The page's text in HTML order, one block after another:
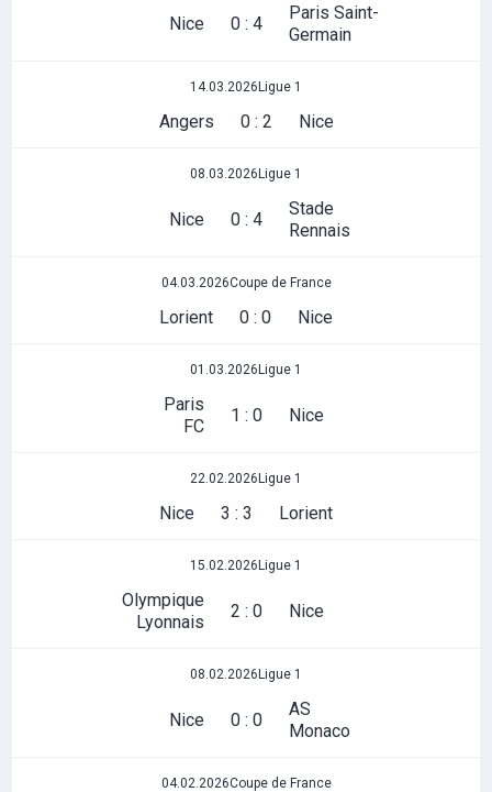
Nice 0 : 4
Paris Saint-
Germain
14.03.2026 Ligue 1
Angers 0 : 2 Nice
08.03.2026 Ligue 1
Nice 0 : 4
Stade
Rennais
04.03.2026Coupe de France
Lorient 0 : 0 Nice
01.03.2026 Ligue 1
Paris
FC
1 : 0 Nice
22.02.2026 Ligue 1
Nice 3 : 3 Lorient
15.02.2026 Ligue 1
Olympique
Lyonnais
2 : 0 Nice
08.02.2026 Ligue 1
Nice 0 : 0
AS
Monaco
04.02.2026Coupe de France